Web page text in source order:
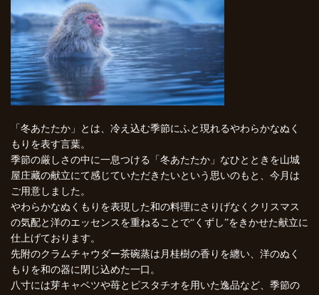
「冬あたたか」とは、冷え込む季節にふと現れるやわらかなぬく
もりを表す言葉。
季節の厳しさの中に一息つける「冬あたたか」なひとときを山城
屋庄藏の献立にて感じていただきたいという思いのもと、今月は
ご用意しました。
やわらかなぬくもりを表現した和の料理にさりげなくクリスマス
の気配と洋のエッセンスを重ねることで“くずし”をきかせた献立に
仕上げております。
先附のクラムチャウダー茶碗蒸は月桂樹の香りを纏い、洋のぬく
もりを和の器に閉じ込めた一口。
八寸には芽キャベツや苺とピスタチオを用いた逸品など、季節の